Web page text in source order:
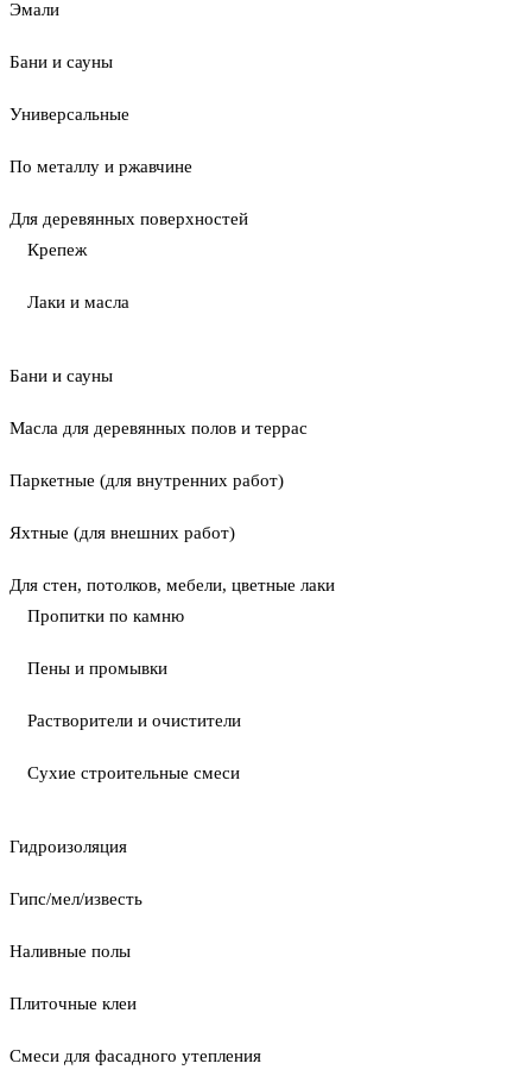
Эмали
Бани и сауны
Универсальные
По металлу и ржавчине
Для деревянных поверхностей
Крепеж
Лаки и масла
Бани и сауны
Масла для деревянных полов и террас
Паркетные (для внутренних работ)
Яхтные (для внешних работ)
Для стен, потолков, мебели, цветные лаки
Пропитки по камню
Пены и промывки
Растворители и очистители
Сухие строительные смеси
Гидроизоляция
Гипс/мел/известь
Наливные полы
Плиточные клеи
Смеси для фасадного утепления